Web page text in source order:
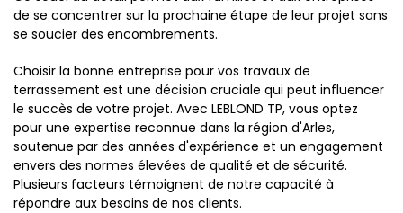
de se concentrer sur la prochaine étape de leur projet sans
se soucier des encombrements.
Choisir la bonne entreprise pour vos travaux de
terrassement est une décision cruciale qui peut influencer
le succès de votre projet. Avec LEBLOND TP, vous optez
pour une expertise reconnue dans la région d'Arles,
soutenue par des années d'expérience et un engagement
envers des normes élevées de qualité et de sécurité.
Plusieurs facteurs témoignent de notre capacité à
répondre aux besoins de nos clients.